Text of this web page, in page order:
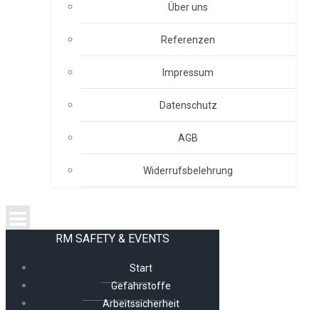
Über uns
Referenzen
Impressum
Datenschutz
AGB
Widerrufsbelehrung
RM SAFETY & EVENTS
Start
Gefahrstoffe
Arbeitssicherheit